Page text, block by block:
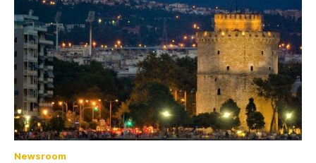
Newsroom